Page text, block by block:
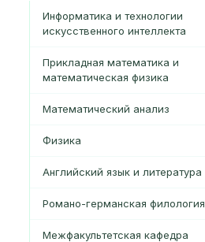
Информатика и технологии
искусственного интеллекта
Прикладная математика и
математическая физика
Математический анализ
Физика
Английский язык и литература
Романо-германская филология
Межфакультетская кафедра